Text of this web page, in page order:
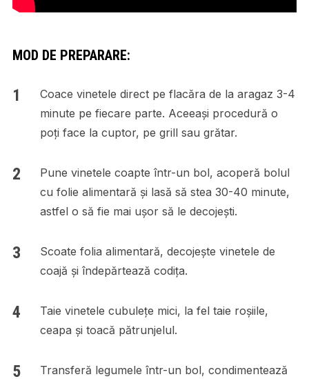
MOD DE PREPARARE:
Coace vinetele direct pe flacăra de la aragaz 3-4
minute pe fiecare parte. Aceeași procedură o
poți face la cuptor, pe grill sau grătar.
Pune vinetele coapte într-un bol, acoperă bolul
cu folie alimentară și lasă să stea 30-40 minute,
astfel o să fie mai ușor să le decojești.
Scoate folia alimentară, decojește vinetele de
coajă și îndepărtează codița.
Taie vinetele cubulețe mici, la fel taie roșiile,
ceapa și toacă pătrunjelul.
Transferă legumele într-un bol, condimentează